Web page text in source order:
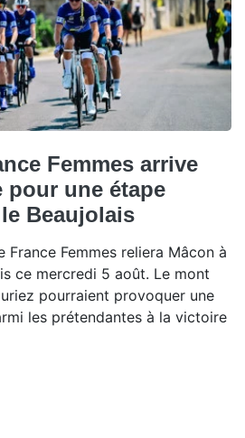
Femmes arrive
pour une étape
Beaujolais
France Femmes reliera Mâcon à
ce mercredi 5 août. Le mont
pourraient provoquer une
les prétendantes à la victoire